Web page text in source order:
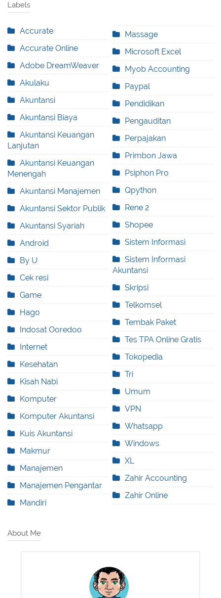
Labels
Accurate
Accurate Online
Adobe DreamWeaver
Akulaku
Akuntansi
Akuntansi Biaya
Akuntansi Keuangan
Lanjutan
Akuntansi Keuangan
Menengah
Akuntansi Manajemen
Akuntansi Sektor Publik
Akuntansi Syariah
Android
By U
Cek resi
Game
Hago
Indosat Ooredoo
Internet
Kesehatan
Kisah Nabi
Komputer
Komputer Akuntansi
Kuis Akuntansi
Makmur
Manajemen
Manajemen Pengantar
Mandiri
Massage
Microsoft Excel
Myob Accounting
Paypal
Pendidikan
Pengauditan
Perpajakan
Primbon Jawa
Psiphon Pro
Qpython
Rene 2
Shopee
Sistem Informasi
Sistem Informasi
Akuntansi
Skripsi
Telkomsel
Tembak Paket
Tes TPA Online Gratis
Tokopedia
Tri
Umum
VPN
Whatsapp
Windows
XL
Zahir Accounting
Zahir Online
About Me